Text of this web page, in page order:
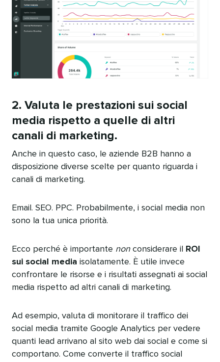
2. Valuta le prestazioni sui social
media rispetto a quelle di altri
canali di marketing.​​
Anche in questo caso, le aziende B2B hanno a
disposizione diverse scelte per quanto riguarda i
canali di marketing.​​
Email. SEO. PPC. Probabilmente, i social media non
sono la tua unica priorità.​​
Ecco perché è importante nonconsiderare il
ROI
sui social media isolatamente. È utile invece
confrontare le risorse e i risultati assegnati ai social
media rispetto ad altri canali di marketing.​​
Ad esempio, valuta di monitorare il traffico dei
social media tramite Google Analytics per vedere
quanti lead arrivano al sito web dai social e come si
comportano. Come converte il traffico social